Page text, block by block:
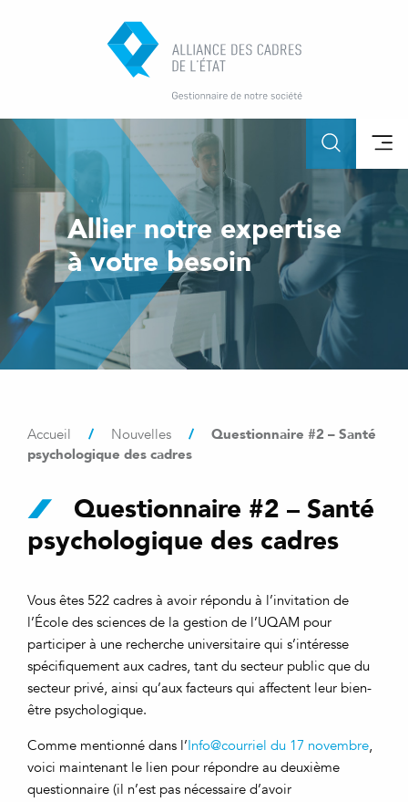
Allier notre expertise
à votre besoin
Accueil / Nouvelles /
Questionnaire #2 – Santé
psychologique des cadres
Questionnaire #2 – Santé
psychologique des cadres
Vous êtes 522 cadres à avoir répondu à l’invitation de
l’École des sciences de la gestion de l’UQAM pour
participer à une recherche universitaire qui s’intéresse
spécifiquement aux cadres, tant du secteur public que du
secteur privé, ainsi qu’aux facteurs qui affectent leur bien-
être psychologique.
Comme mentionné dans l’Info@courriel du 17 novembre,
voici maintenant le lien pour répondre au deuxième
questionnaire (il n’est pas nécessaire d’avoir